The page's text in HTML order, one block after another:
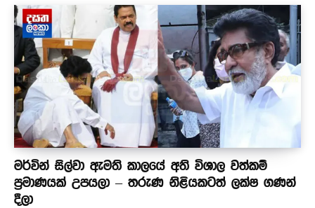
මර්වින් සිල්වා ඇමති කාලයේ අති විශාල වත්කම්
ප්‍රමාණයක් උපයලා – තරුණ නිළියකටත් ලක්ෂ ගණන්
දීලා